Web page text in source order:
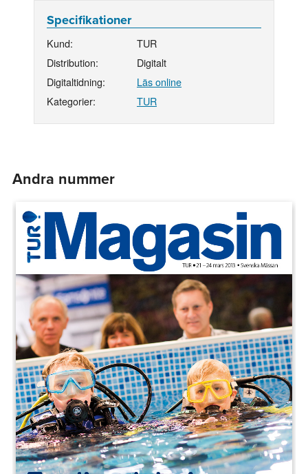
Specifikationer
Kund:
TUR
Distribution:
Digitalt
Digitaltidning:
Läs online
Kategorier:
TUR
Andra nummer